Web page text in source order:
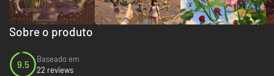
Sobre o produto
9.5
Baseado em
22 reviews